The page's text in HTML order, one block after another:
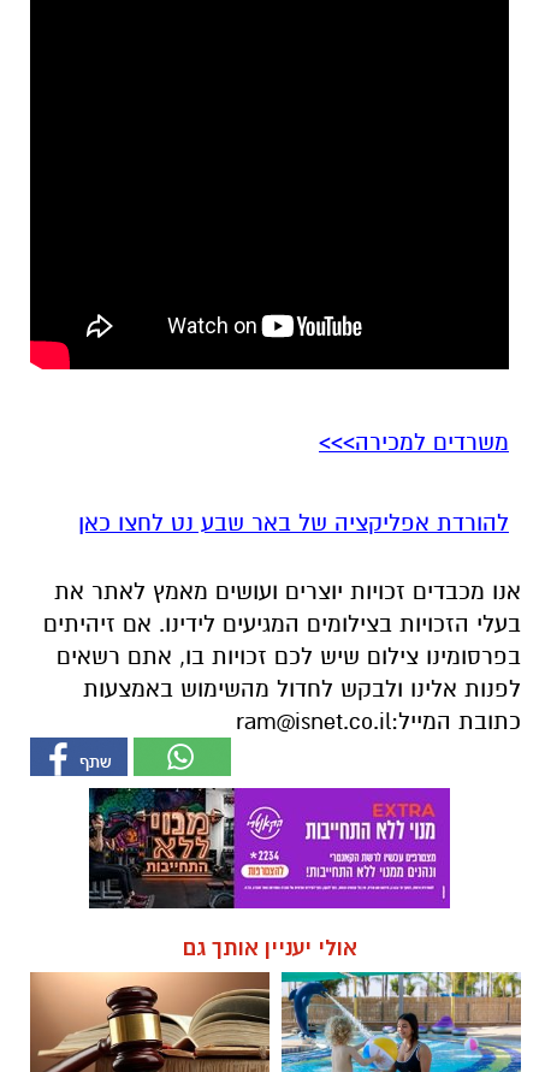
משרדים למכירה>>>
להורדת אפליקציה של באר שבע נט לחצו כאן
אנו מכבדים זכויות יוצרים ועושים מאמץ לאתר את
בעלי הזכויות בצילומים המגיעים לידינו. אם זיהיתים
בפרסומינו צילום שיש לכם זכויות בו, אתם רשאים
לפנות אלינו ולבקש לחדול מהשימוש באמצעות
כתובת המייל:ram@isnet.co.il
אולי יעניין אותך גם